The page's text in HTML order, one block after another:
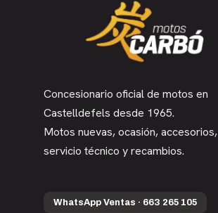
Concesionario oficial de motos en
Castelldefels desde 1965.
Motos nuevas, ocasión, accesorios,
servicio técnico y recambios.
WhatsApp Ventas · 663 265 105